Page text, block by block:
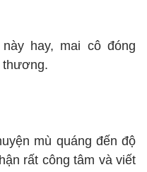
hay, mai cô đóng
thương.
mù quáng đến độ
rất công tâm và viết